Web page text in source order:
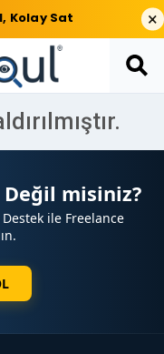
Kolay Sat ×
Değil misiniz?
Destek ile Freelance